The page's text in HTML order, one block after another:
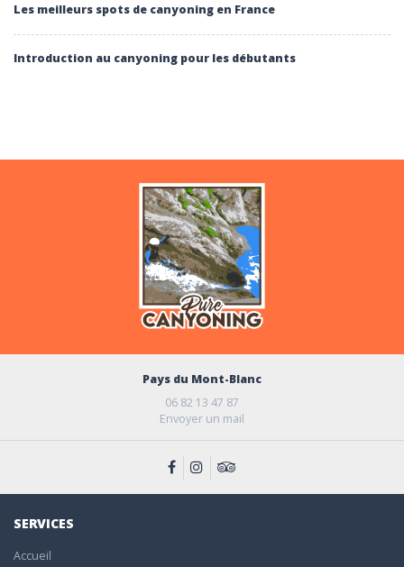
Les meilleurs spots de canyoning en France
Introduction au canyoning pour les débutants
Pays du Mont-Blanc
06 82 13 47 87
Envoyer un mail
SERVICES
Accueil